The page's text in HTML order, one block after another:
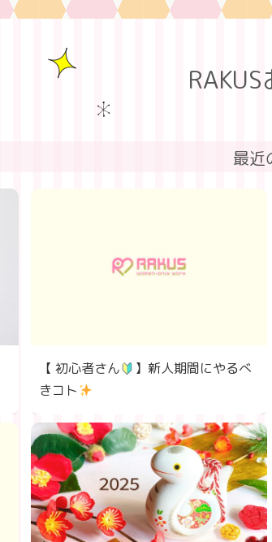
最近
【 初心者さん
】新人期間にやるべ
きコト